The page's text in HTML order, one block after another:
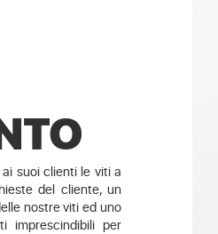
suoi clienti le viti a
del cliente, un
nostre viti ed uno
imprescindibili per